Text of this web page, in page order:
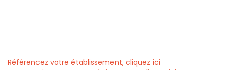
Référencez votre établissement, cliquez ici